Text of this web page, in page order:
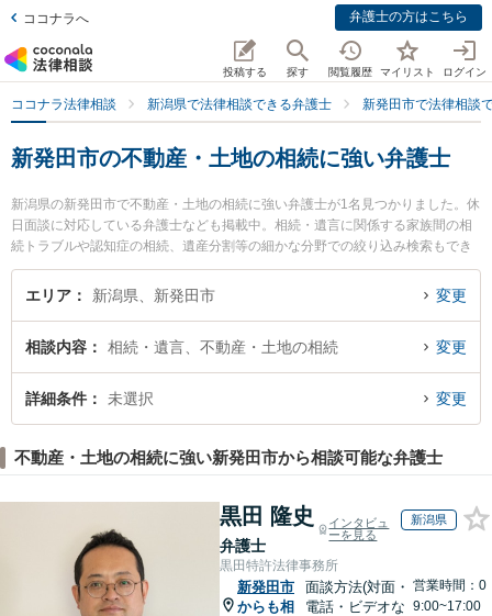
ココナラへ 弁護士の方はこちら
投稿する 探す 閲覧履歴 マイリスト ログイン
ココナラ法律相談 新潟県で法律相談できる弁護士 新発田市で法律相談
新発田市の不動産・土地の相続に強い弁護士
新潟県の新発田市で不動産・土地の相続に強い弁護士が1名見つかりました。休
日面談に対応している弁護士なども掲載中。相続・遺言に関係する家族間の相
続トラブルや認知症の相続、遺産分割等の細かな分野での絞り込み検索もでき
便利です。特に弁護士法人一新総合法律事務所 新発田事務所の中川 正一弁護士
のプロフィール情報や弁護士費用、強みなどが注目されています。『新発田市
検索したい』『初回相談無料で不動産・土地の相続を法律相談できる新発田市
内の弁護士に相談予約したい』などでお困りの相談者さんにおすすめです。
エリア 新潟県、新発田市 変更
相談内容 相続・遺言、不動産・土地の相続 変更
詳細条件 未選択 変更
不動産・土地の相続に強い新発田市から相談可能な弁護士
黒田 隆史
弁護士
インタビュ
ーを見る
新潟県
黒田特許法律事務所
新発田市
からも相
面談方法(対面・
電話・ビデオな
営業時間：0
9:00~17:00